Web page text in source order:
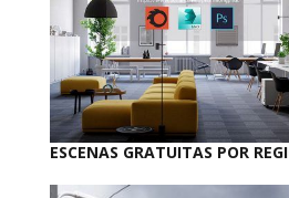
ESCENAS GRATUITAS POR